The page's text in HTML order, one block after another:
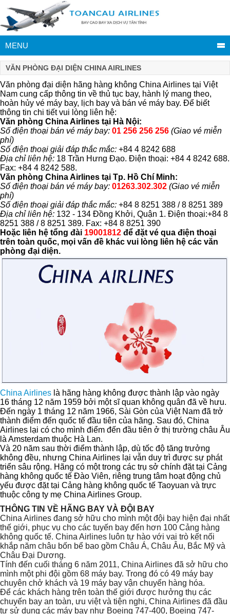
MENU
VĂN PHÒNG ĐẠI DIỆN CHINA AIRLINES
Văn phòng đại diện hãng hàng không China Airlines tại Việt
Nam cung cấp thông tin về thủ tục bay, hành lý mang theo,
hoàn hủy vé máy bay, lịch bay và bán vé máy bay. Để biết
thông tin chi tiết vui lòng liên hệ:
Văn phòng China Airlines tại Hà Nội:
Số điện thoại bán vé máy bay: 01 256 256 256 (Giao vé miễn
phí)
Số điện thoại giải đáp thắc mắc: +84 4 8242 688
Địa chỉ liên hệ: 18 Trần Hưng Đạo. Điện thoại: +84 4 8242 688.
Fax: +84 4 8242 588.
Văn phòng China Airlines tại Tp. Hồ Chí Minh:
Số điện thoại bán vé máy bay: 01263.302.302 (Giao vé miễn
phí)
Số điện thoại giải đáp thắc mắc: +84 8 8251 388 / 8 8251 389
Địa chỉ liên hệ: 132 - 134 Đồng Khởi, Quận 1. Điện thoại:+84 8
8251 388 / 8 8251 389. Fax: +84 8 8251 390
Hoặc liên hệ tổng đài 19001812 để đặt vé qua điện thoại
trên toàn quốc, mọi vấn đề khác vui lòng liên hệ các văn
phòng đại diện.
China Airlines là hãng hàng không được thành lập vào ngày
16 tháng 12 năm 1959 bởi một sĩ quan không quân đã về hưu.
Đến ngày 1 tháng 12 năm 1966, Sài Gòn của Việt Nam đã trở
thành điểm đến quốc tế đầu tiên của hãng. Sau đó, China
Airlines lại có cho mình điểm đến đầu tiên ở thị trường châu Âu
là Amsterdam thuộc Hà Lan.
Và 20 năm sau thời điểm thành lập, dù tốc độ tăng trưởng
không đều, nhưng China Airlines lại vẫn duy trì được sự phát
triển sâu rộng. Hãng có một trong các trụ sở chính đặt tại Cảng
hàng không quốc tế Đào Viên, riêng trung tâm hoạt động chủ
yếu được đặt tại Cảng hàng không quốc tế Taoyuan và trực
thuộc công ty mẹ China Airlines Group.
THÔNG TIN VỀ HÃNG BAY VÀ ĐỘI BAY
China Airlines đang sở hữu cho mình một đội bay hiện đại nhất
thế giới, phục vụ cho các tuyến bay đến hơn 100 Cảng hàng
không quốc tế. China Airlines luôn tự hào với vai trò kết nối
khắp năm châu bốn bể bao gồm Châu Á, Châu Âu, Bắc Mỹ và
Châu Đại Dương.
Tính đến cuối tháng 6 năm 2011, China Airlines đã sở hữu cho
mình một phi đội gồm 68 máy bay. Trong đó có 49 máy bay
chuyên chở khách và 19 máy bay vận chuyển hàng hóa.
Để các khách hàng trên toàn thế giới được hưởng thụ các
chuyến bay an toàn, ưu việt và tiện nghi, China Airlines đã đầu
tư sử dụng các máy bay như Boeing 747-400, Boeing 747-